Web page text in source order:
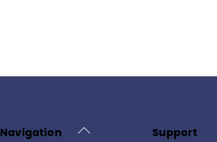
Back
Navigation Support